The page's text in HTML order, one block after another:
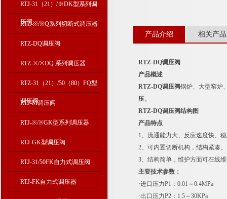
RTJ-31（21）/※DK型系列调
压阀
RTZ-※/※Q系列切断式调压器
RTZ-DQ调压阀
RTZ-※/※DQ 系列调压器
RTZ-31（21）/50（80）FQ型
调压阀
RTJ-M调压阀
RTJ-※/※GK型系列调压器
RTJ-GK型调压阀
RTJ-31/50FK自力式调压阀
RTJ-FK自力式调压器
产品介绍 相关产品
RTZ-DQ调压阀
产品概述
RTZ-DQ调压阀锅炉、大型窑炉
压。
RTZ-DQ调压阀结构图
产品特点
1、流通能力大、反应速度快、
2、可内置切断机构，结构紧凑。
3、结构简单，维护方面可在线
主要技术参数：
·进口压力P1：0.01～0.4MPa
·出口压力P2：1.5～30KPa